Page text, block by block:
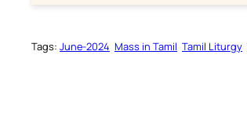
Tags: June-2024 Mass in Tamil Tamil Liturgy